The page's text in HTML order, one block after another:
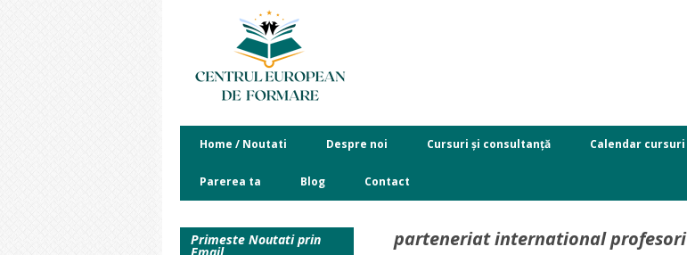
Home / Noutati Despre noi Cursuri și consultanță Calendar cursuri
Parerea ta Blog Contact
parteneriat international profesori
Primeste Noutati prin